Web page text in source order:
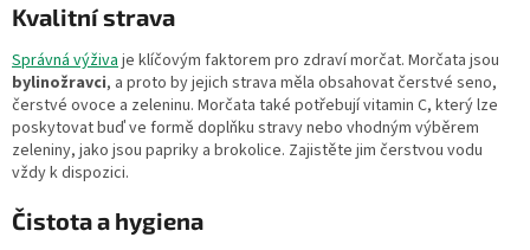
Kvalitní strava
Správná výživa je klíčovým faktorem pro zdraví morčat. Morčata jsou
bylinožravci, a proto by jejich strava měla obsahovat čerstvé seno,
čerstvé ovoce a zeleninu. Morčata také potřebují vitamin C, který lze
poskytovat buď ve formě doplňku stravy nebo vhodným výběrem
zeleniny, jako jsou papriky a brokolice. Zajistěte jim čerstvou vodu
vždy k dispozici.
Čistota a hygiena